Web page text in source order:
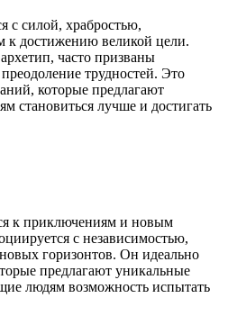
с силой, храбростью,
к достижению великой цели.
часто призваны
трудностей. Это
которые предлагают
становиться лучше и достигать
к приключениям и новым
с независимостью,
горизонтов. Он идеально
предлагают уникальные
людям возможность испытать